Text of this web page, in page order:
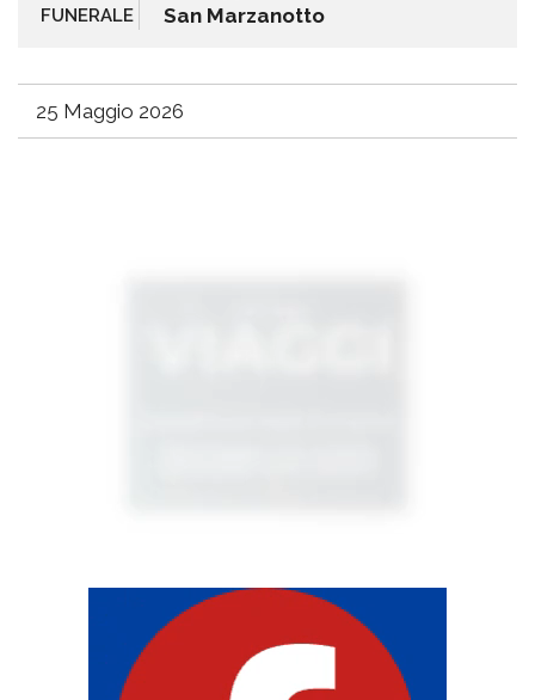
FUNERALE
San Marzanotto
25 Maggio 2026